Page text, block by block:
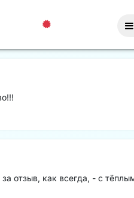
отзыв, как всегда, - с